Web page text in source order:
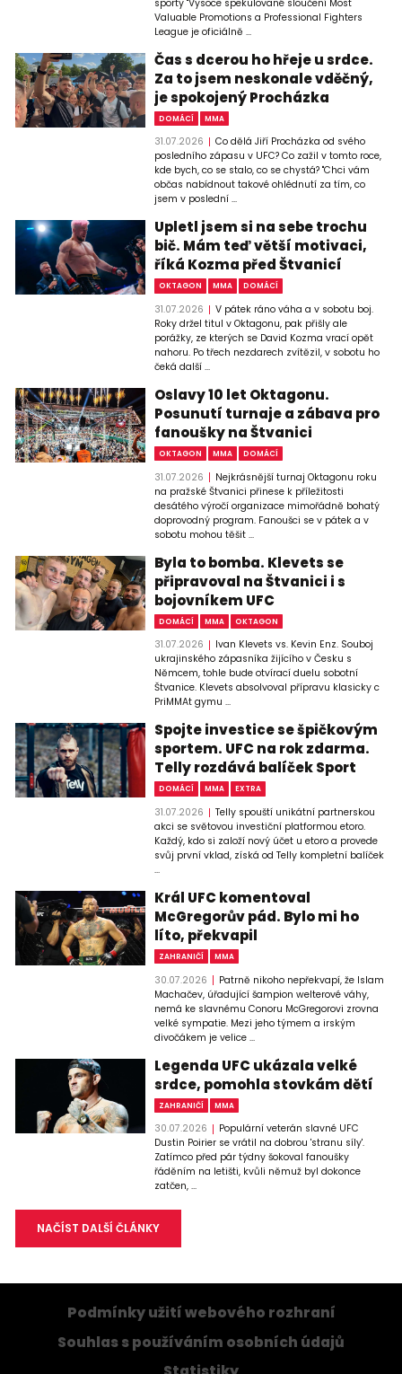
sporty "Vysoce spekulované sloučení Most
Valuable Promotions a Professional Fighters
League je oficiálně ...
Čas s dcerou ho hřeje u srdce.
Za to jsem neskonale vděčný,
je spokojený Procházka
DOMÁCÍ MMA
31.07.2026
Co dělá Jiří Procházka od svého
posledního zápasu v UFC? Co zažil v tomto roce,
kde bych, co se stalo, co se chystá? "Chci vám
občas nabídnout takové ohlédnutí za tím, co
jsem v poslední ...
Upletl jsem si na sebe trochu
bič. Mám teď větší motivaci,
říká Kozma před Štvanicí
OKTAGON MMA DOMÁCÍ
31.07.2026
V pátek ráno váha a v sobotu boj.
Roky držel titul v Oktagonu, pak přišly ale
porážky, ze kterých se David Kozma vrací opět
nahoru. Po třech nezdarech zvítězil, v sobotu ho
čeká další ...
Oslavy 10 let Oktagonu.
Posunutí turnaje a zábava pro
fanoušky na Štvanici
OKTAGON MMA DOMÁCÍ
31.07.2026
Nejkrásnější turnaj Oktagonu roku
na pražské Štvanici přinese k příležitosti
desátého výročí organizace mimořádně bohatý
doprovodný program. Fanoušci se v pátek a v
sobotu mohou těšit ...
Byla to bomba. Klevets se
připravoval na Štvanici i s
bojovníkem UFC
DOMÁCÍ MMA OKTAGON
31.07.2026
Ivan Klevets vs. Kevin Enz. Souboj
ukrajinského zápasníka žijícího v Česku s
Němcem, tohle bude otvírací duelu sobotní
Štvanice. Klevets absolvoval přípravu klasicky c
PriMMAt gymu ...
Spojte investice se špičkovým
sportem. UFC na rok zdarma.
Telly rozdává balíček Sport
DOMÁCÍ MMA EXTRA
31.07.2026
Telly spouští unikátní partnerskou
akci se světovou investiční platformou etoro.
Každý, kdo si založí nový účet u etoro a provede
svůj první vklad, získá od Telly kompletní balíček
...
Král UFC komentoval
McGregorův pád. Bylo mi ho
líto, překvapil
ZAHRANIČÍ MMA
30.07.2026
Patrně nikoho nepřekvapí, že Islam
Machačev, úřadující šampion welterové váhy,
nemá ke slavnému Conoru McGregorovi zrovna
velké sympatie. Mezi jeho týmem a irským
divočákem je velice ...
Legenda UFC ukázala velké
srdce, pomohla stovkám dětí
ZAHRANIČÍ MMA
30.07.2026
Populární veterán slavné UFC
Dustin Poirier se vrátil na dobrou 'stranu síly'.
Zatímco před pár týdny šokoval fanoušky
řáděním na letišti, kvůli němuž byl dokonce
zatčen, ...
NAČÍST DALŠÍ ČLÁNKY
Podmínky užití webového rozhraní
Souhlas s používáním osobních údajů